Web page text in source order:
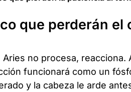
que perderán el
Aries no procesa, reacciona.
funcionará como un
y la cabeza le arde